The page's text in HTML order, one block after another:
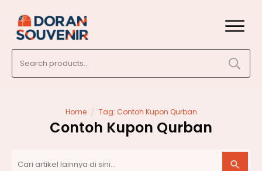
for:
Home / Tag: Contoh Kupon Qurban
Contoh Kupon Qurban